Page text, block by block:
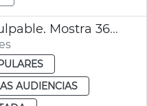
Arturo Valls a Cine Culpable. Mostra 365 Palau de la Música València
AUDIENCIAS